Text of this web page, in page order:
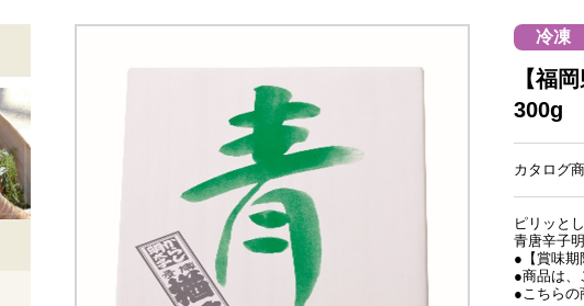
冷凍
【福
300g
カタログ
ピリッと
青唐辛子
●【賞味期
●商品は、
●こちらの